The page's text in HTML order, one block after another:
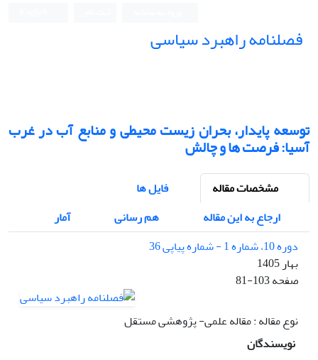
فصلنامه راهبرد سیاسی
توسعه پایدار، بحران زیست محیطی و منابع آب در غرب
آسیا: فرصت ها و چالش
مشخصات مقاله
فایل ها
ارجاع به این مقاله
هم رسانی
آمار
دوره 10، شماره 1 - شماره پیاپی 36
بهار 1405
صفحه81-103
نوع مقاله : مقاله علمی- پژوهشی مستقل
نویسندگان